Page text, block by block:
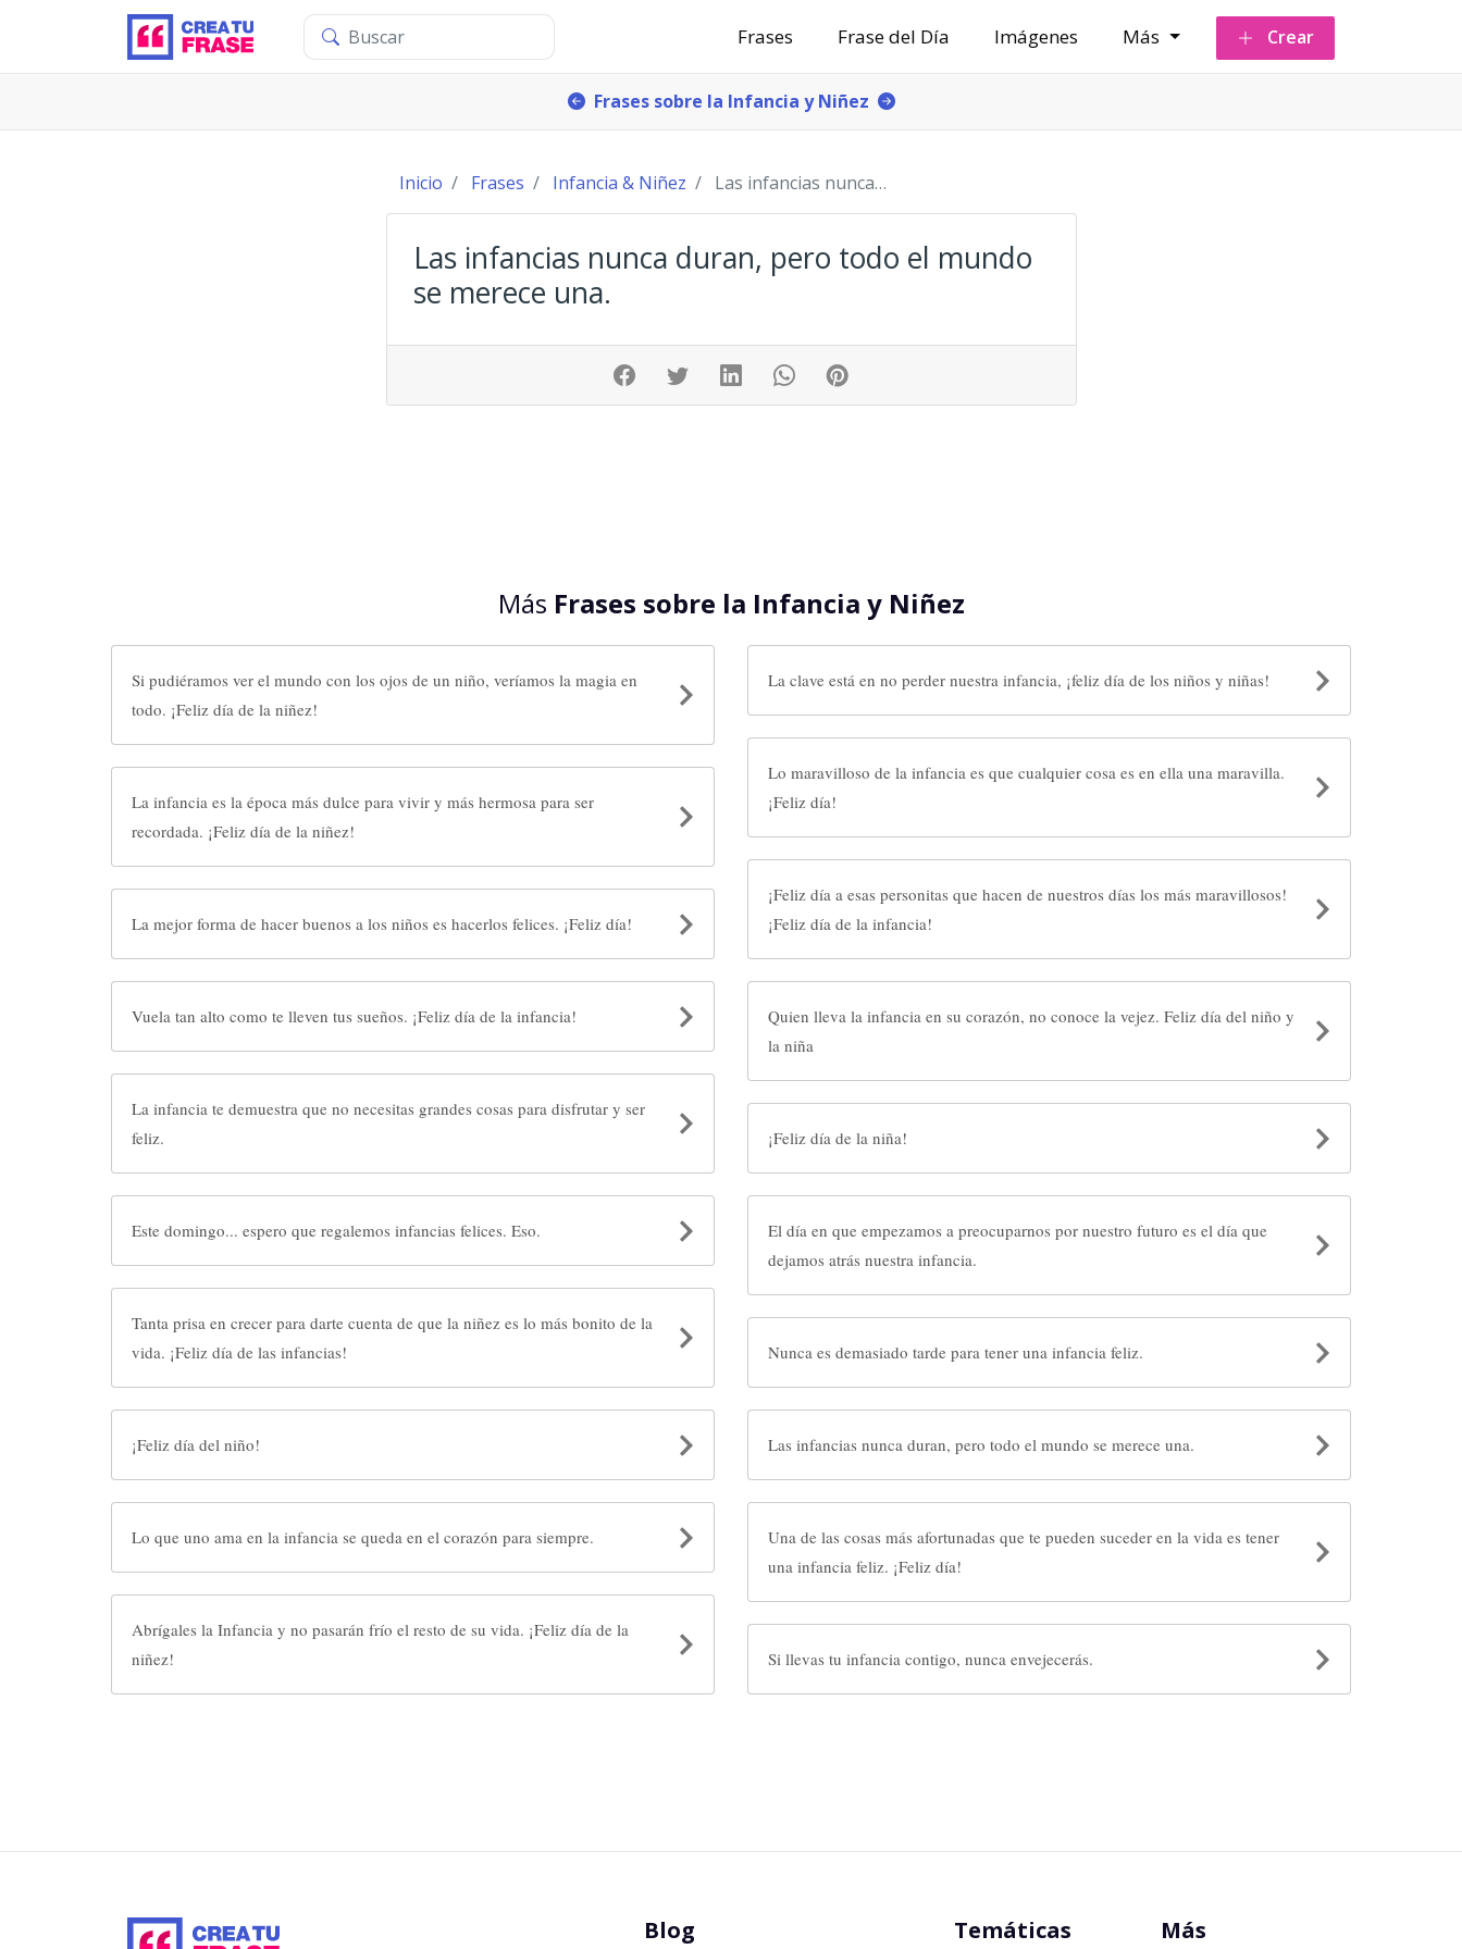
Frases Frase del Día Imágenes Más Crear
Frases sobre la Infancia y Niñez
Inicio Frases Infancia & Niñez Las infancias nunca duran, pero todo el mundo se
Las infancias nunca duran, pero todo el mundo
se merece una.
Más Frases sobre la Infancia y Niñez
Si pudiéramos ver el mundo con los ojos de un niño, veríamos la magia en
todo. ¡Feliz día de la niñez!
La infancia es la época más dulce para vivir y más hermosa para ser
recordada. ¡Feliz día de la niñez!
La mejor forma de hacer buenos a los niños es hacerlos felices. ¡Feliz día!
Vuela tan alto como te lleven tus sueños. ¡Feliz día de la infancia!
La infancia te demuestra que no necesitas grandes cosas para disfrutar y ser
feliz.
Este domingo... espero que regalemos infancias felices. Eso.
Tanta prisa en crecer para darte cuenta de que la niñez es lo más bonito de la
vida. ¡Feliz día de las infancias!
¡Feliz día del niño!
Lo que uno ama en la infancia se queda en el corazón para siempre.
Abrígales la Infancia y no pasarán frío el resto de su vida. ¡Feliz día de la
niñez!
La clave está en no perder nuestra infancia, ¡feliz día de los niños y niñas!
Lo maravilloso de la infancia es que cualquier cosa es en ella una maravilla.
¡Feliz día!
¡Feliz día a esas personitas que hacen de nuestros días los más maravillosos!
¡Feliz día de la infancia!
Quien lleva la infancia en su corazón, no conoce la vejez. Feliz día del niño y
la niña
¡Feliz día de la niña!
El día en que empezamos a preocuparnos por nuestro futuro es el día que
dejamos atrás nuestra infancia.
Nunca es demasiado tarde para tener una infancia feliz.
Las infancias nunca duran, pero todo el mundo se merece una.
Una de las cosas más afortunadas que te pueden suceder en la vida es tener
una infancia feliz. ¡Feliz día!
Si llevas tu infancia contigo, nunca envejecerás.
Blog Temáticas Más